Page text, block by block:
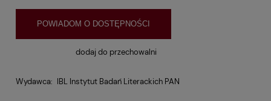
POWIADOM O DOSTĘPNOŚCI
dodaj do przechowalni
Wydawca: IBL Instytut Badań Literackich PAN